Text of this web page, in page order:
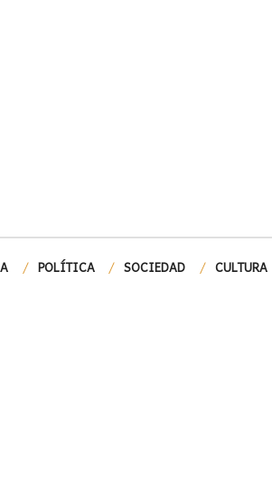
POLÍTICA SOCIEDAD
CULTURA